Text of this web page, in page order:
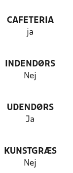
CAFETERIA
ja
INDENDØRS
Nej
UDENDØRS
Ja
KUNSTGRÆS
Nej